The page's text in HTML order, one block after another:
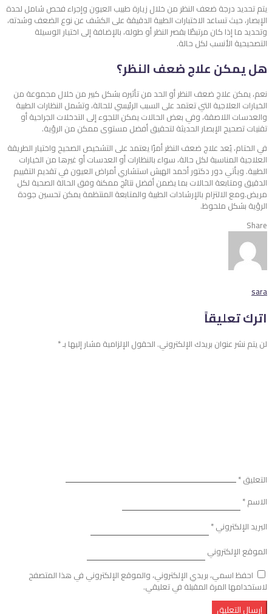
يتم تحديد درجة ضعف النظر من خلال زيارة طبيب العيون وإجراء فحص شامل لحدة
الإبصار، حيث تساعد الاختبارات الطبية الدقيقة على الكشف عن نوع الضعف وشدته،
وتحديد ما إذا كان مرتبطًا بقصر النظر أو طوله، بالإضافة إلى اختيار الوسيلة
التصحيحية الأنسب لكل حالة.
هل يمكن علاج ضعف النظر؟
نعم، يمكن علاج ضعف النظر أو الحد من تأثيره بشكل كبير من خلال مجموعة من
الخيارات العلاجية التي تعتمد على السبب الرئيسي للحالة، وتشمل النظارات الطبية
والعدسات اللاصقة، وفي بعض الحالات يمكن اللجوء إلى التدخلات الجراحية أو
تقنيات تصحيح الإبصار الحديثة لتحقيق أفضل مستوى ممكن من الرؤية.
في الختام، يُعد علاج ضعف النظر أمرًا يعتمد على التشخيص الصحيح واختيار الطريقة
العلاجية المناسبة لكل حالة، سواء بالنظارات أو العدسات أو غيرها من الخيارات
الطبية. ويأتي دور دكتور أحمد الهبش استشاري أمراض العيون في تقديم التقييم
الدقيق ومتابعة الحالات بما يضمن أفضل نتائج ممكنة وفق الحالة الصحية لكل
مريض.ومع الالتزام بالإرشادات الطبية والمتابعة المنتظمة يمكن تحسين جودة
الرؤية بشكل ملحوظ.
Share
sara
اترك تعليقاً
لن يتم نشر عنوان بريدك الإلكتروني. الحقول الإلزامية مشار إليها بـ*
التعليق*
الاسم*
البريد الإلكتروني*
الموقع الإلكتروني
احفظ اسمي، بريدي الإلكتروني، والموقع الإلكتروني في هذا المتصفح
لاستخدامها المرة المقبلة في تعليقي.